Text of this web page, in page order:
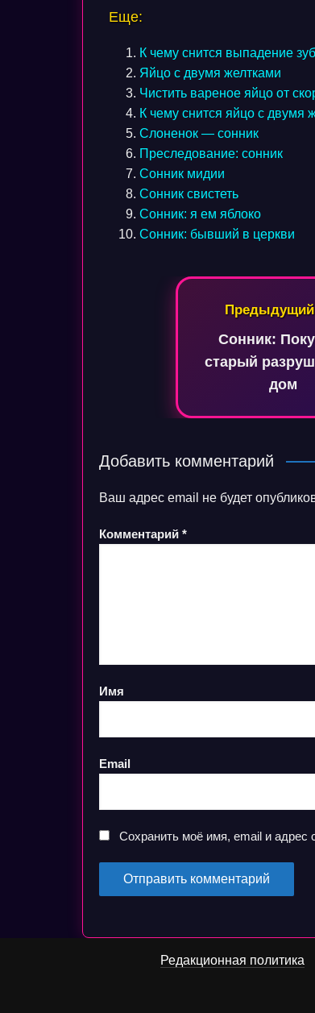
Еще:
К чему снится выпадение
Яйцо с двумя желтками
Чистить вареное яйцо от
К чему снится яйцо с двумя
Слоненок — сонник
Преследование: сонник
Сонник мидии
Сонник свистеть
Сонник: я ем яблоко
Сонник: бывший в церкви
Навигация
Предыдущий
Сонник:
старый
дом
Добавить комментарий
Ваш адрес email не будет
Комментарий *
Имя
Email
Сохранить моё имя, email и адрес
Редакционная политика